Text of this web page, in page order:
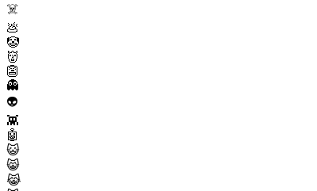
☠️
💩
🤡
👹
👺
👻
👽
👾
🤖
😺
😸
😹